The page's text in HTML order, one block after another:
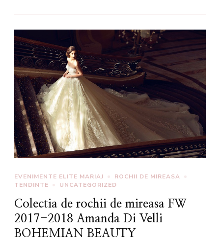
EVENIMENTE ELITE MARIAJ
ROCHII DE MIREASA
TENDINTE
UNCATEGORIZED
Colectia de rochii de mireasa FW
2017-2018 Amanda Di Velli
BOHEMIAN BEAUTY